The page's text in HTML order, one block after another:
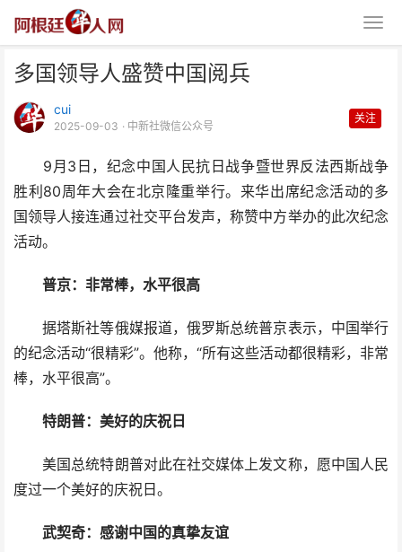
多国领导人盛赞中国阅兵
cui
2025-09-03 · 中新社微信公众号
关注
9月3日，纪念中国人民抗日战争暨世界反法西斯战争
胜利80周年大会在北京隆重举行。来华出席纪念活动的多
国领导人接连通过社交平台发声，称赞中方举办的此次纪念
活动。
普京：非常棒，水平很高
据塔斯社等俄媒报道，俄罗斯总统普京表示，中国举行
的纪念活动“很精彩”。他称，“所有这些活动都很精彩，非常
棒，水平很高”。
特朗普：美好的庆祝日
美国总统特朗普对此在社交媒体上发文称，愿中国人民
度过一个美好的庆祝日。
武契奇：感谢中国的真挚友谊
多国领导人盛赞中国阅兵